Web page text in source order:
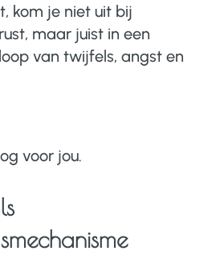
kom je niet uit bij
maar juist in een
van twijfels, angst en
voor jou.